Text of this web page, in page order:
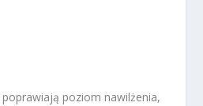
poprawiają poziom nawilżenia,